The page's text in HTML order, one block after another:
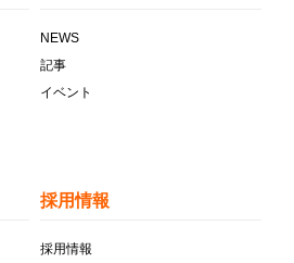
NEWS
記事
イベント
採用情報
採用情報